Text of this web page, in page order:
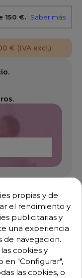
€ (IVA excl.)
propias y de
el rendimiento y
publicitarias y
una experiencia
de navegacion.
cookies y
en "Configurar",
las cookies, o